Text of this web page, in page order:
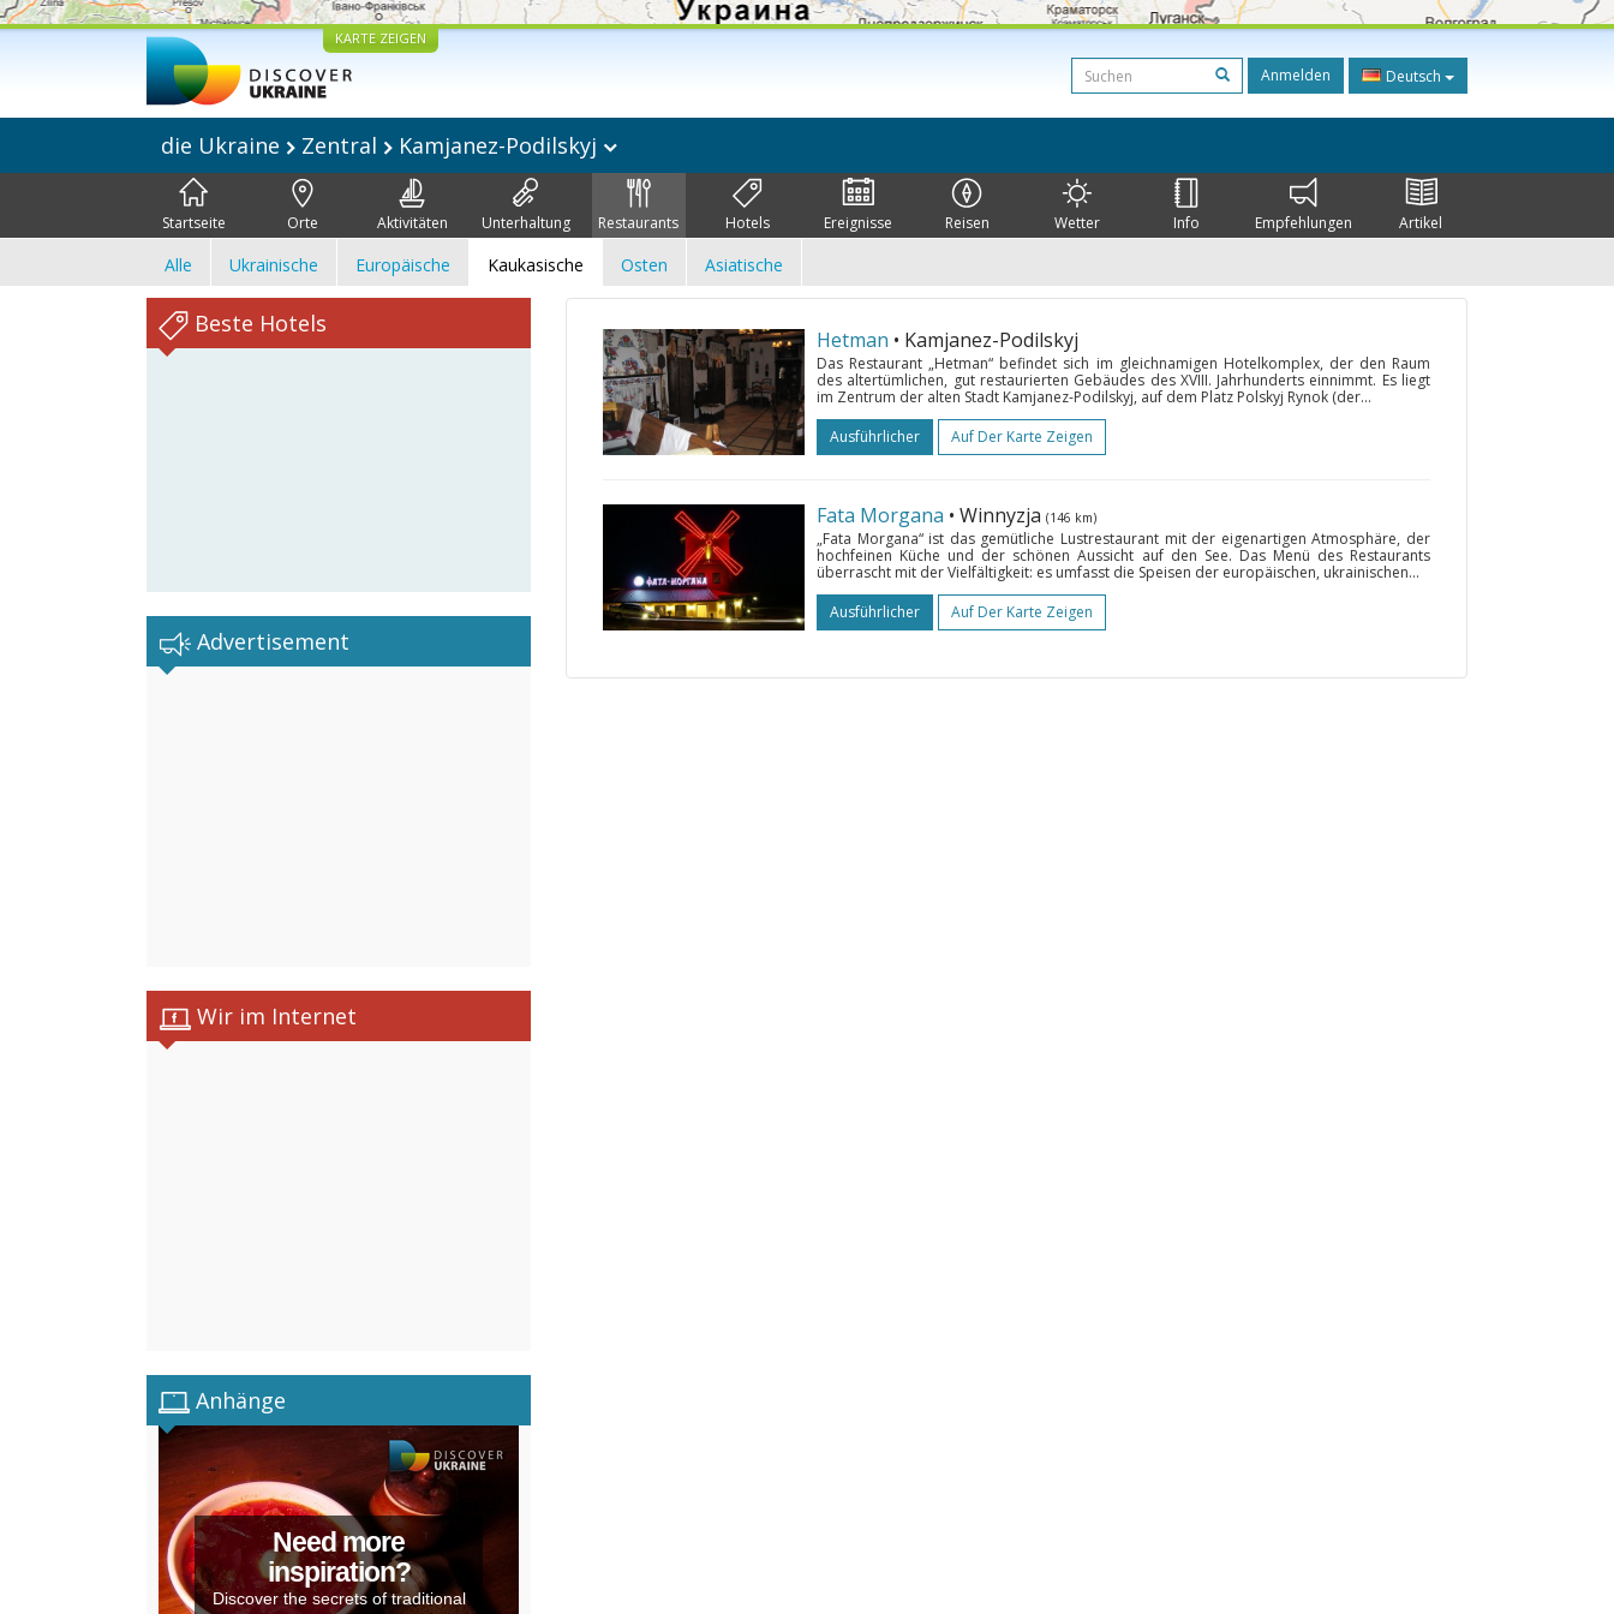
KARTE ZEIGEN
Anmelden Deutsch
die Ukraine Zentral Kamjanez-Podilskyj
Startseite Orte Aktivitäten Unterhaltung Restaurants Hotels Ereignisse Reisen Wetter Info Empfehlungen Artikel
Alle Ukrainische Europäische Kaukasische Osten Asiatische
Beste Hotels
Advertisement
Wir im Internet
Anhänge
Need more
inspiration?
Discover the secrets of traditional
Hetman • Kamjanez-Podilskyj
Das Restaurant „Hetman“ befindet sich im gleichnamigen Hotelkomplex, der den Raum
des altertümlichen, gut restaurierten Gebäudes des XVIII. Jahrhunderts einnimmt. Es liegt
im Zentrum der alten Stadt Kamjanez-Podilskyj, auf dem Platz Polskyj Rynok (der...
Ausführlicher
Auf Der Karte Zeigen
Fata Morgana • Winnyzja (146 km)
„Fata Morgana“ ist das gemütliche Lustrestaurant mit der eigenartigen Atmosphäre, der
hochfeinen Küche und der schönen Aussicht auf den See. Das Menü des Restaurants
überrascht mit der Vielfältigkeit: es umfasst die Speisen der europäischen, ukrainischen...
Ausführlicher
Auf Der Karte Zeigen